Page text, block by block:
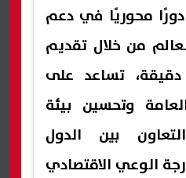
محوريًا في دعم
من خلال تقديم
دقيقة، تساعد على
وتحسين بيئة
بين الدول
الوعي الاقتصادي